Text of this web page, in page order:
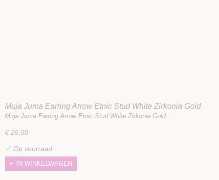
Muja Juma Earring Arrow Etnic Stud White Zirkonia Gold
Plated
Muja Juma Earring Arrow Etnic Stud White Zirkonia Gold…
€ 25,00
✓ Op voorraad
IN WINKELWAGEN